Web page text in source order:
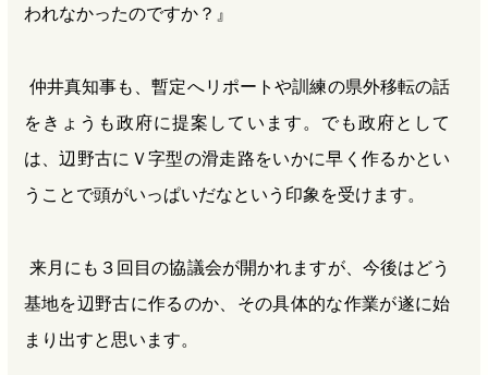
われなかったのですか？』
仲井真知事も、暫定へリポートや訓練の県外移転の話
をきょうも政府に提案しています。でも政府として
は、辺野古にＶ字型の滑走路をいかに早く作るかとい
うことで頭がいっぱいだなという印象を受けます。
来月にも３回目の協議会が開かれますが、今後はどう
基地を辺野古に作るのか、その具体的な作業が遂に始
まり出すと思います。